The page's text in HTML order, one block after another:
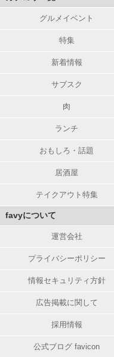
グルメイベント
特集
新着情報
サブスク
肉
ランチ
おもしろ・話題
居酒屋
テイクアウト特集
favyについて
運営会社
プライバシーポリシー
情報セキュリティ方針
広告掲載に関して
採用情報
公式ブログ favicon